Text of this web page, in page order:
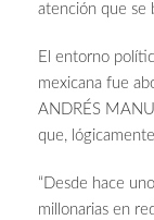
atención que se
El entorno
mexicana fue
ANDRÉS
que,
“Desde hace
millonarias en